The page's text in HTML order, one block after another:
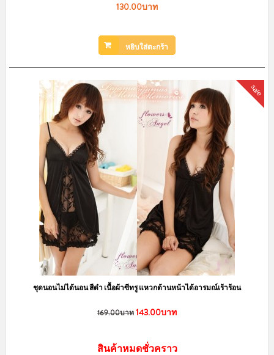
130.00บาท
หยิบใส่ตะกร้า
sale
ชุดนอนไม่ได้นอน สีดำ เนื้อผ้าซีทรู แหวกด้านหน้าได้อารมณ์เร้าร้อน
169.00บาท143.00บาท
สินค้าหมดชั่วคราว